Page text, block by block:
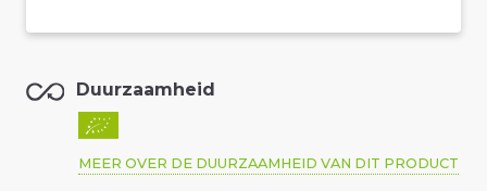
Duurzaamheid
MEER OVER DE DUURZAAMHEID VAN DIT PRODUCT